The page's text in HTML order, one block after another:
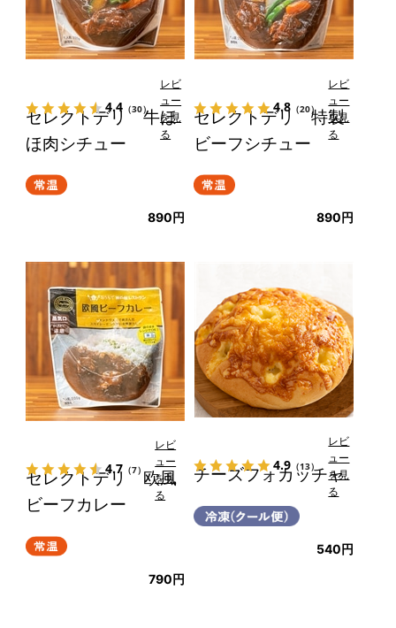
セレクトデリ 牛ほ
ほ肉シチュー
4.4 （30）
レビ
ュー
を見
る
890円
セレクトデリ 特製
ビーフシチュー
4.8 （20）
レビ
ュー
を見
る
890円
セレクトデリ 欧風
ビーフカレー
4.7 （7）
レビ
ュー
を見
る
790円
チーズフォカッチャ
4.9 （13）
レビ
ュー
を見
る
540円